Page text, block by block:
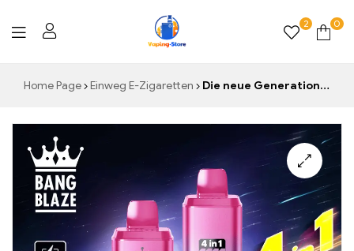
2 0
Home Page Einweg E-Zigaretten Die neue Generation Einweg E-Zigarette Bang King 60000 Puffs